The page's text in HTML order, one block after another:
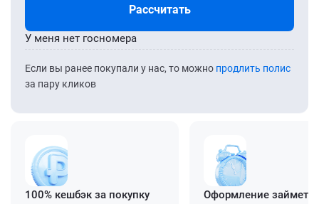
Рассчитать
Если вы ранее покупали у нас, то можно продлить полис
за пару кликов
У меня нет госномера
100% кешбэк за покупку
Оформление займет